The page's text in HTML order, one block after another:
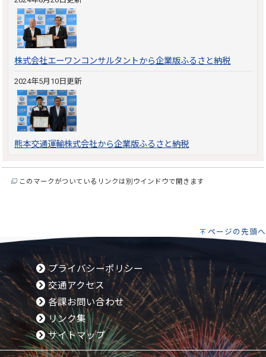
株式会社エーワンコンサルタントから企業版ふるさと納税
2024年5月10日更新
熊本交通運輸株式会社から企業版ふるさと納税
このマークがついているリンクは別ウインドウで開きます
ページの先頭へ
プライバシーポリシー
交通アクセス
各課お問い合わせ
リンク集
サイトマップ